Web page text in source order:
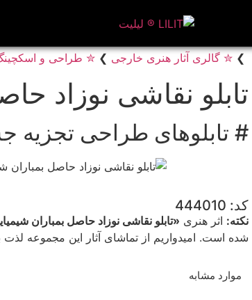
❯ ✮ گالری آثار هنری خارجی ❯ ✮ طراحی و
تابلو نقاشی نوزاد
# تابلوهای طراحی
کد: 444010
نکته: اثر هنری «تابلو نقاشی نوزاد حاصل بمباران
شده است. امیدواریم از تماشای آثار این مجموعه لذت
موارد مشابه